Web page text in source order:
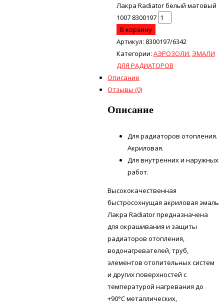
Лакра Radiator белый матовый
1007 8300197
В корзину
Артикул: 8300197/6342
Категории: АЭРОЗОЛИ, ЭМАЛИ
ДЛЯ РАДИАТОРОВ
Описание
Отзывы (0)
Описание
Для радиаторов отопления.
Акриловая.
Для внутренних и наружных
работ.
Высококачественная
быстросохнущая акриловая эмаль
Лакра Radiator предназначена
для окрашивания и защиты
радиаторов отопления,
водонагревателей, труб,
элементов отопительных систем
и других поверхностей с
температурой нагревания до
+90°С металлических,